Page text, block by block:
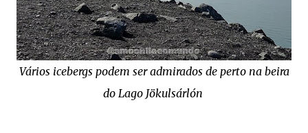
Vários icebergs podem ser admirados de perto na beira
do Lago Jökulsárlón